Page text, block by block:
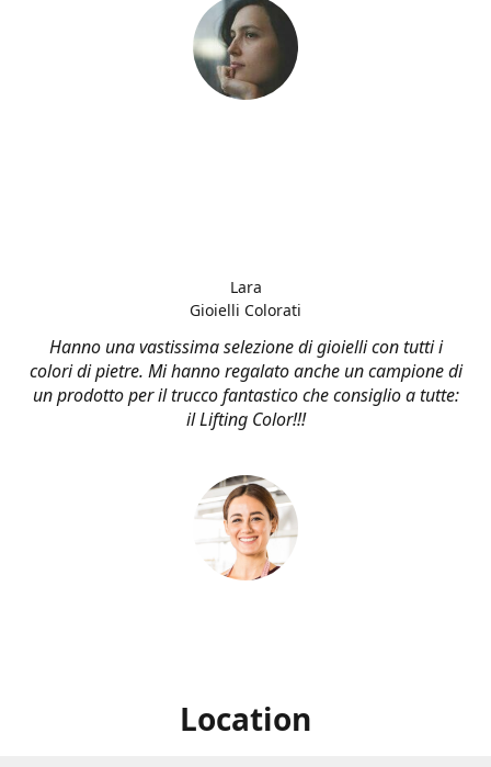
Hanno una vastissima selezione di gioielli con tutti i
colori di pietre. Mi hanno regalato anche un campione di
un prodotto per il trucco fantastico che consiglio a tutte:
il Lifting Color!!!
Lara
Gioielli Colorati
Location